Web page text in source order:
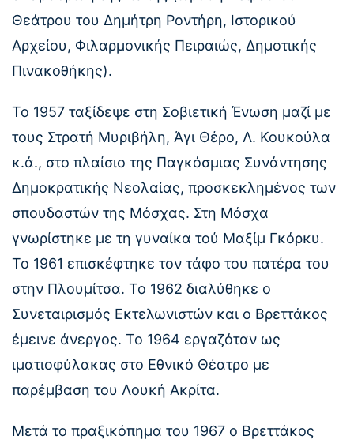
Θεάτρου του Δημήτρη Ροντήρη, Ιστορικού
Αρχείου, Φιλαρμονικής Πειραιώς, Δημοτικής
Πινακοθήκης).
Το 1957 ταξίδεψε στη Σοβιετική Ένωση μαζί με
τους Στρατή Μυριβήλη, Άγι Θέρο, Λ. Κουκούλα
κ.ά., στο πλαίσιο της Παγκόσμιας Συνάντησης
Δημοκρατικής Νεολαίας, προσκεκλημένος των
σπουδαστών της Μόσχας. Στη Μόσχα
γνωρίστηκε με τη γυναίκα τού Μαξίμ Γκόρκυ.
Το 1961 επισκέφτηκε τον τάφο του πατέρα του
στην Πλουμίτσα. Το 1962 διαλύθηκε ο
Συνεταιρισμός Εκτελωνιστών και ο Βρεττάκος
έμεινε άνεργος. Το 1964 εργαζόταν ως
ιματιοφύλακας στο Εθνικό Θέατρο με
παρέμβαση του Λουκή Ακρίτα.
Μετά το πραξικόπημα του 1967 ο Βρεττάκος